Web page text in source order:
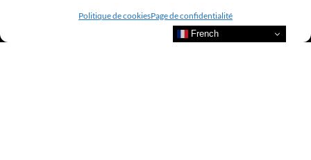
Politique de cookiesPage de confidentialité
French